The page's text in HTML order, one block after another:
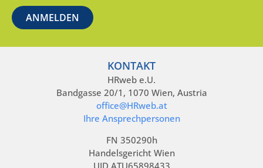
KONTAKT
HRweb e.U.
Bandgasse 20/1, 1070 Wien, Austria
office@HRweb.at
Ihre Ansprechpersonen
FN 350290h
Handelsgericht Wien
UID ATU65898433